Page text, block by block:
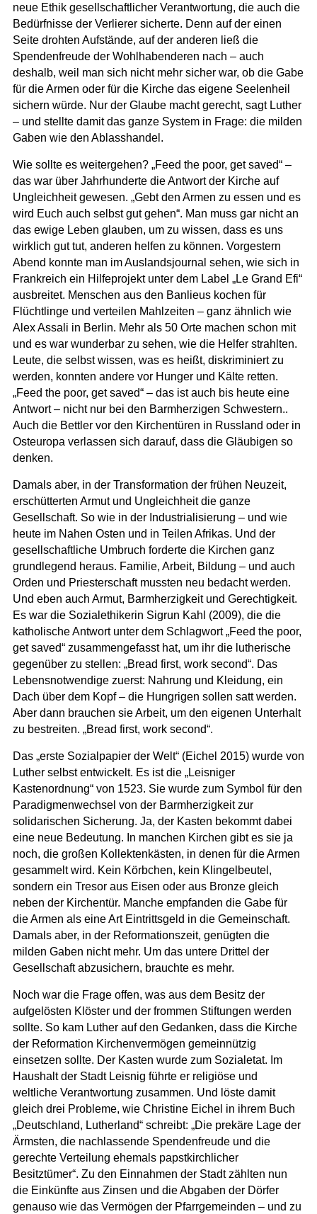
neue Ethik gesellschaftlicher Verantwortung, die auch die
Bedürfnisse der Verlierer sicherte. Denn auf der einen
Seite drohten Aufstände, auf der anderen ließ die
Spendenfreude der Wohlhabenderen nach – auch
deshalb, weil man sich nicht mehr sicher war, ob die Gabe
für die Armen oder für die Kirche das eigene Seelenheil
sichern würde. Nur der Glaube macht gerecht, sagt Luther
– und stellte damit das ganze System in Frage: die milden
Gaben wie den Ablasshandel.
Wie sollte es weitergehen? „Feed the poor, get saved“ –
das war über Jahrhunderte die Antwort der Kirche auf
Ungleichheit gewesen. „Gebt den Armen zu essen und es
wird Euch auch selbst gut gehen“. Man muss gar nicht an
das ewige Leben glauben, um zu wissen, dass es uns
wirklich gut tut, anderen helfen zu können. Vorgestern
Abend konnte man im Auslandsjournal sehen, wie sich in
Frankreich ein Hilfeprojekt unter dem Label „Le Grand Efi“
ausbreitet. Menschen aus den Banlieus kochen für
Flüchtlinge und verteilen Mahlzeiten – ganz ähnlich wie
Alex Assali in Berlin. Mehr als 50 Orte machen schon mit
und es war wunderbar zu sehen, wie die Helfer strahlten.
Leute, die selbst wissen, was es heißt, diskriminiert zu
werden, konnten andere vor Hunger und Kälte retten.
„Feed the poor, get saved“ – das ist auch bis heute eine
Antwort – nicht nur bei den Barmherzigen Schwestern..
Auch die Bettler vor den Kirchentüren in Russland oder in
Osteuropa verlassen sich darauf, dass die Gläubigen so
denken.
Damals aber, in der Transformation der frühen Neuzeit,
erschütterten Armut und Ungleichheit die ganze
Gesellschaft. So wie in der Industrialisierung – und wie
heute im Nahen Osten und in Teilen Afrikas. Und der
gesellschaftliche Umbruch forderte die Kirchen ganz
grundlegend heraus. Familie, Arbeit, Bildung – und auch
Orden und Priesterschaft mussten neu bedacht werden.
Und eben auch Armut, Barmherzigkeit und Gerechtigkeit.
Es war die Sozialethikerin Sigrun Kahl (2009), die die
katholische Antwort unter dem Schlagwort „Feed the poor,
get saved“ zusammengefasst hat, um ihr die lutherische
gegenüber zu stellen: „Bread first, work second“. Das
Lebensnotwendige zuerst: Nahrung und Kleidung, ein
Dach über dem Kopf – die Hungrigen sollen satt werden.
Aber dann brauchen sie Arbeit, um den eigenen Unterhalt
zu bestreiten. „Bread first, work second“.
Das „erste Sozialpapier der Welt“ (Eichel 2015) wurde von
Luther selbst entwickelt. Es ist die „Leisniger
Kastenordnung“ von 1523. Sie wurde zum Symbol für den
Paradigmenwechsel von der Barmherzigkeit zur
solidarischen Sicherung. Ja, der Kasten bekommt dabei
eine neue Bedeutung. In manchen Kirchen gibt es sie ja
noch, die großen Kollektenkästen, in denen für die Armen
gesammelt wird. Kein Körbchen, kein Klingelbeutel,
sondern ein Tresor aus Eisen oder aus Bronze gleich
neben der Kirchentür. Manche empfanden die Gabe für
die Armen als eine Art Eintrittsgeld in die Gemeinschaft.
Damals aber, in der Reformationszeit, genügten die
milden Gaben nicht mehr. Um das untere Drittel der
Gesellschaft abzusichern, brauchte es mehr.
Noch war die Frage offen, was aus dem Besitz der
aufgelösten Klöster und der frommen Stiftungen werden
sollte. So kam Luther auf den Gedanken, dass die Kirche
der Reformation Kirchenvermögen gemeinnützig
einsetzen sollte. Der Kasten wurde zum Sozialetat. Im
Haushalt der Stadt Leisnig führte er religiöse und
weltliche Verantwortung zusammen. Und löste damit
gleich drei Probleme, wie Christine Eichel in ihrem Buch
„Deutschland, Lutherland“ schreibt: „Die prekäre Lage der
Ärmsten, die nachlassende Spendenfreude und die
gerechte Verteilung ehemals papstkirchlicher
Besitztümer“. Zu den Einnahmen der Stadt zählten nun
die Einkünfte aus Zinsen und die Abgaben der Dörfer
genauso wie das Vermögen der Pfarrgemeinden – und zu